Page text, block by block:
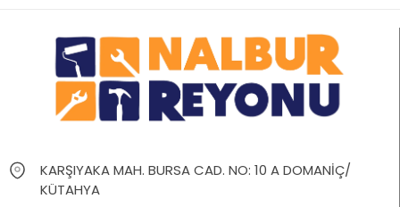
KARŞIYAKA MAH. BURSA CAD. NO: 10 A DOMANİÇ/
KÜTAHYA